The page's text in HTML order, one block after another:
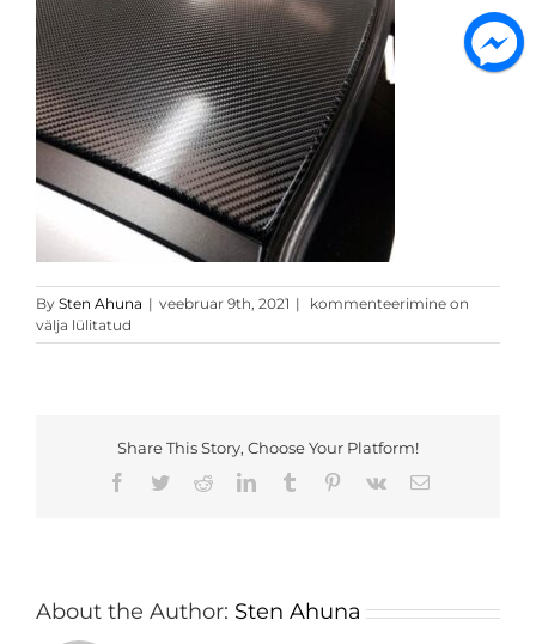
By Sten Ahuna | veebruar 9th, 2021 |
4D
carbon
kommenteerimine on
välja lülitatud
Share This Story, Choose Your Platform!
Facebook
TwitterRedditLinkedInTumblr Pinterest
Vk Email
About the Author: Sten Ahuna